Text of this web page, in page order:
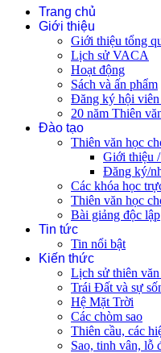
Trang chủ
Giới thiệu
Giới thiệu tổng
Lịch sử VACA
Hoạt động
Sách và ấn phẩm
Đăng ký hội
20 năm Thiên
Đào tạo
Thiên văn học
Giới thiệu
Đăng ký/
Các khóa học
Thiên văn học
Bài giảng độc lập
Tin tức
Tin nổi bật
Kiến thức
Lịch sử thiên
Trái Đất và sự
Hệ Mặt Trời
Các chòm sao
Thiên cầu, các
Sao, tinh vân, lỗ